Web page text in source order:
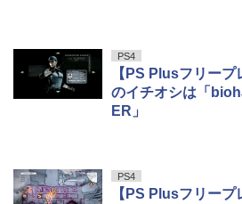
PS4
【PS Plusフリープ
のイチオシは「
ER」
PS4
【PS Plusフリー